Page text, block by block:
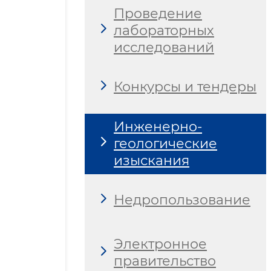
Проведение
лабораторных
исследований
Конкурсы и тендеры
Инженерно-
геологические
изыскания
Недропользование
Электронное
правительство